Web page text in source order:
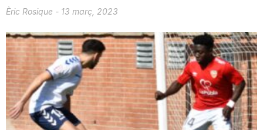
Èric Rosique - 13 març, 2023